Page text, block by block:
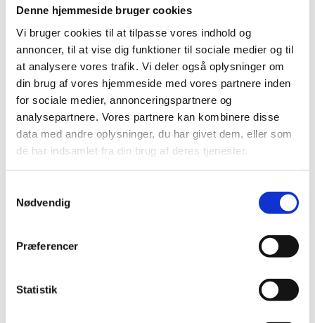
Denne hjemmeside bruger cookies
Vi bruger cookies til at tilpasse vores indhold og
annoncer, til at vise dig funktioner til sociale medier og til
at analysere vores trafik. Vi deler også oplysninger om
din brug af vores hjemmeside med vores partnere inden
for sociale medier, annonceringspartnere og
analysepartnere. Vores partnere kan kombinere disse
data med andre oplysninger, du har givet dem, eller som
de har indsamlet fra din brug af deres tjenester.
Nødvendig
Præferencer
Statistik
Det kristne livssyn
Forandringsteori
Udviklingssyn
Hvordan arbejder vi?
Folkelig forankring
Organisation
Bestyrelse og Bevillingsudvalg
Økonomi
Medlemmer og partnere
Sekretariatet
Se flere kontaktoplysninger
Kalender
Kurser
Nyhedsbrev
Glædelig påske!
Center for Kirkeligt Udviklingssamarbejde vil ønske alle vores
medlemmer og samarbejdspartnere en rigtig glædelig påskehøjtid.
Coronakrisen kaster mørke skygge over vores tilværelse i øjeblikket.
Menneskers frihedsrettigheder er under pres, og de svageste står